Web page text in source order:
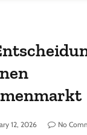
12, 2026
No